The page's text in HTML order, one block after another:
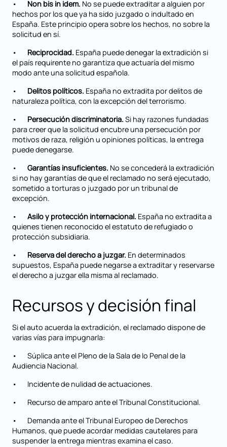
• Non bis in idem. No se puede extraditar a alguien por
hechos por los que ya ha sido juzgado o indultado en
España. Este principio opera sobre los hechos, no sobre la
solicitud en sí.
• Reciprocidad. España puede denegar la extradición si
el país requirente no garantiza que actuaría del mismo
modo ante una solicitud española.
• Delitos políticos. España no extradita por delitos de
naturaleza política, con la excepción del terrorismo.
• Persecución discriminatoria. Si hay razones fundadas
para creer que la solicitud encubre una persecución por
motivos de raza, religión u opiniones políticas, la entrega
puede denegarse.
• Garantías insuficientes. No se concederá la extradición
si no hay garantías de que el reclamado no será ejecutado,
sometido a torturas o juzgado por un tribunal de
excepción.
• Asilo y protección internacional. España no extradita a
quienes tienen reconocido el estatuto de refugiado o
protección subsidiaria.
• Reserva del derecho a juzgar. En determinados
supuestos, España puede negarse a extraditar y reservarse
el derecho a juzgar ella misma al reclamado.
Recursos y decisión final
Si el auto acuerda la extradición, el reclamado dispone de
varias vías para impugnarla:
• Súplica ante el Pleno de la Sala de lo Penal de la
Audiencia Nacional.
• Incidente de nulidad de actuaciones.
• Recurso de amparo ante el Tribunal Constitucional.
• Demanda ante el Tribunal Europeo de Derechos
Humanos, que puede acordar medidas cautelares para
suspender la entrega mientras examina el caso.